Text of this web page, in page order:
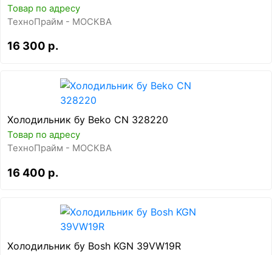
Товар по адресу
ТехноПрайм - МОСКВА
16 300 р.
Холодильник бу Beko CN 328220
Товар по адресу
ТехноПрайм - МОСКВА
16 400 р.
Холодильник бу Bosh KGN 39VW19R